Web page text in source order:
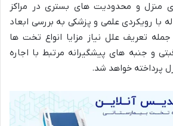
منزل و محدودیت های بستری در مراکز
با رویکردی علمی و پزشکی به بررسی ابعاد
تعریف علل نیاز مزایا انواع تخت ها
و جنبه های پیشگیرانه مرتبط با اجاره
پرداخته خواهد شد.